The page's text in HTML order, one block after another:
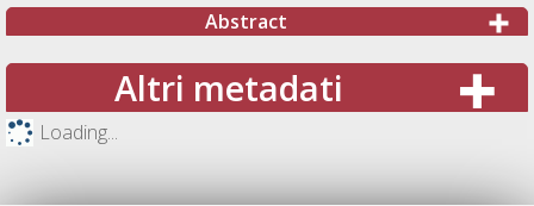
Abstract
Altri metadati
Loading...